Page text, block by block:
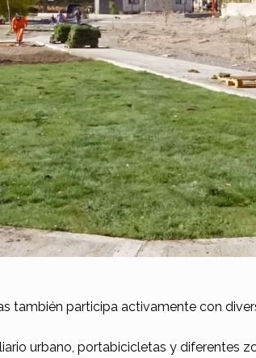
también participa activamente con
urbano, portabicicletas y diferentes